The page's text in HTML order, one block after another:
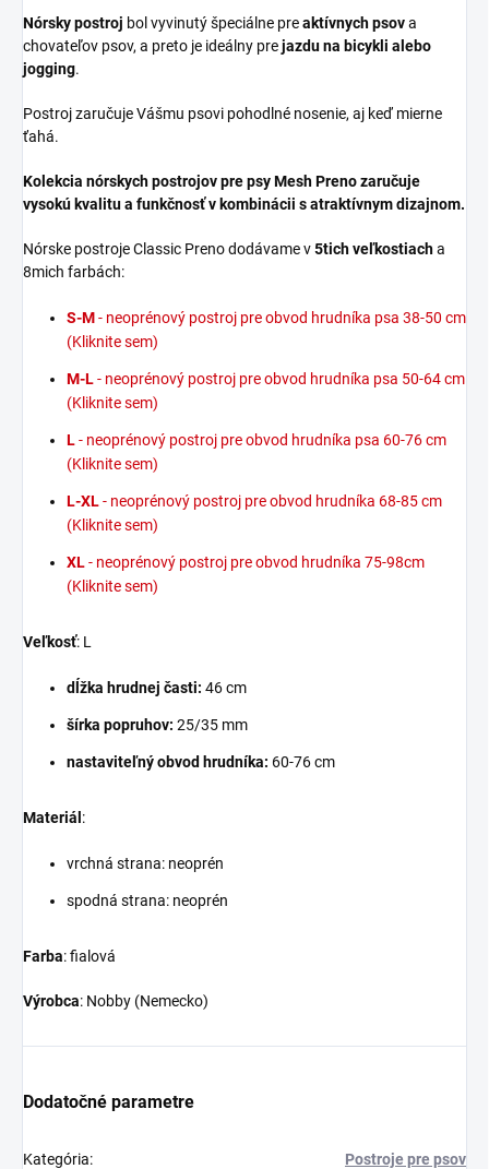
Nórsky postroj bol vyvinutý špeciálne preaktívnych psova
chovateľov psov, a preto je ideálny prejazdu na bicykli alebo
jogging.
Postroj zaručuje Vášmu psovi pohodlné nosenie, aj keď mierne
ťahá.
Kolekcia nórskych postrojov pre psy Mesh Preno zaručuje
vysokú kvalitu a funkčnosť v kombinácii s atraktívnym dizajnom.
Nórske postroje Classic Preno dodávame v5tich veľkostiacha
8mich farbách:
S-M- neoprénový postroj pre obvod hrudníka psa 38-50 cm
(Kliknite sem)
M-L- neoprénový postroj pre obvod hrudníka psa 50-64 cm
(Kliknite sem)
L- neoprénový postroj pre obvod hrudníka psa 60-76 cm
(Kliknite sem)
L-XL- neoprénový postroj pre obvod hrudníka 68-85 cm
(Kliknite sem)
XL- neoprénový postroj pre obvod hrudníka 75-98cm
(Kliknite sem)
Veľkosť: L
dĺžka hrudnej časti: 46 cm
šírka popruhov: 25/35 mm
nastaviteľný obvod hrudníka: 60-76 cm
Materiál :
vrchná strana: neoprén
spodná strana: neoprén
Farba: fialová
Výrobca: Nobby (Nemecko)
Dodatočné parametre
Kategória: Postroje pre psov